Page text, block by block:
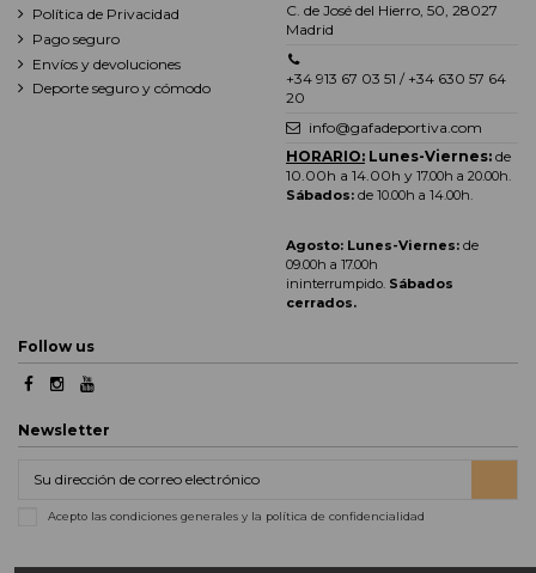
Política de Privacidad
Pago seguro
Envíos y devoluciones
Deporte seguro y cómodo
C. de José del Hierro, 50, 28027
Madrid
+34 913 67 03 51 / +34 630 57 64
20
info@gafadeportiva.com
HORARIO: Lunes-Viernes: de
10.00h a 14.00h y 17.00h a 20.00h.
Sábados: de 10.00h a 14.00h.
Agosto: Lunes-Viernes: de
09.00h a 17.00h
ininterrumpido. Sábados
cerrados.
Follow us
Newsletter
Acepto las condiciones generales y la política de confidencialidad